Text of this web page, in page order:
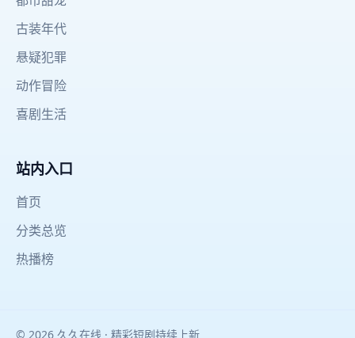
古装年代
悬疑犯罪
动作冒险
喜剧生活
站内入口
首页
分类总览
热播榜
© 2026 久久在线 · 精彩短剧持续上新